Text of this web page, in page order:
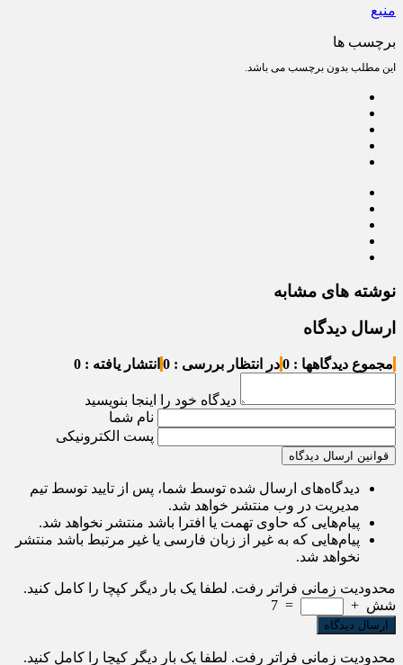
منبع
برچسب ها
این مطلب بدون برچسب می باشد.
نوشته های مشابه
ارسال دیدگاه
مجموع دیدگاهها : 0 در انتظار بررسی : 0 انتشار یافته : 0
دیدگاه خود را اینجا بنویسید
نام شما
پست الکترونیکی
قوانین ارسال دیدگاه
دیدگاه‌های ارسال شده توسط شما، پس از تایید توسط تیم
مدیریت در وب منتشر خواهد شد.
پیام‌هایی که حاوی تهمت یا افترا باشد منتشر نخواهد شد.
پیام‌هایی که به غیر از زبان فارسی یا غیر مرتبط باشد منتشر
نخواهد شد.
محدودیت زمانی فراتر رفت. لطفا یک بار دیگر کپچا را کامل کنید.
شش +
=
7
محدودیت زمانی فراتر رفت. لطفا یک بار دیگر کپچا را کامل کنید.